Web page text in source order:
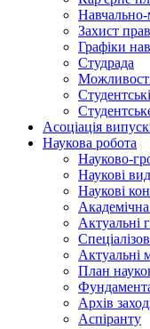
Захист
Графіки
Студрада
Асоціація
Наукова робота
Науково-
Наукові
Наукові
Академічна
Актуальні
Актуальні
План
Архів
Аспіранту